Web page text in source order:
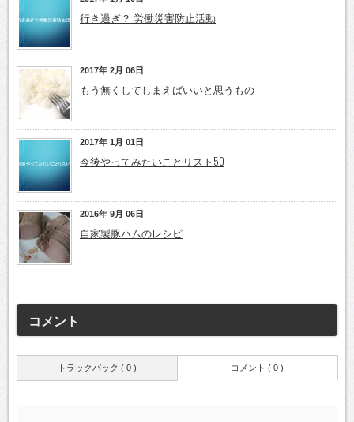
行き過ぎ？ 労働災害防止活動
2017年 2月 06日
もう無くしてしまえばいいと思うもの
2017年 1月 01日
今後やってみたいことリスト50
2016年 9月 06日
自家製豚ハムのレシピ
コメント
トラックバック ( 0 ) コメント ( 0 )